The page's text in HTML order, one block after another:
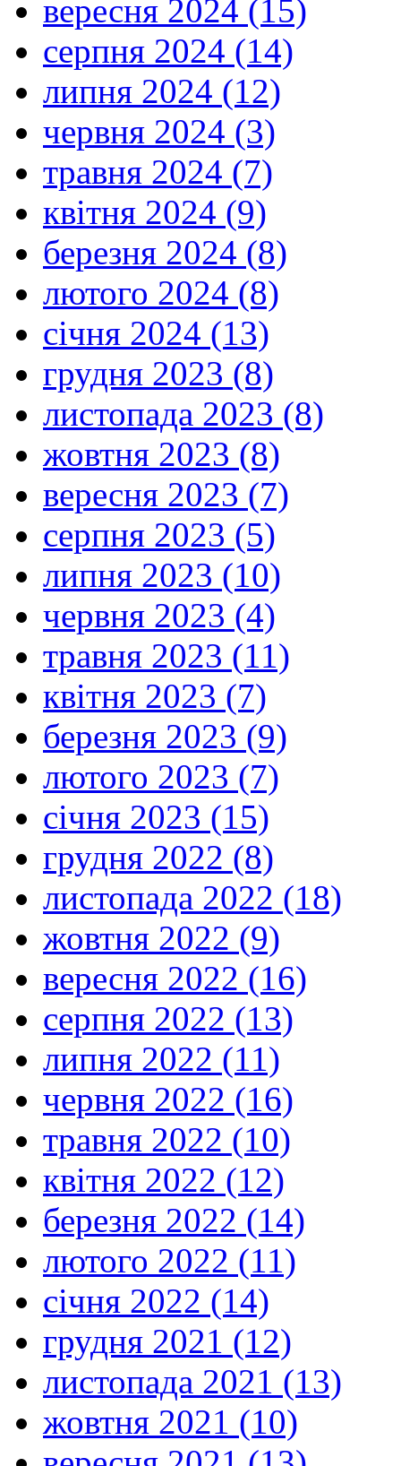
вересня 2024 (15)
серпня 2024 (14)
липня 2024 (12)
червня 2024 (3)
травня 2024 (7)
квітня 2024 (9)
березня 2024 (8)
лютого 2024 (8)
січня 2024 (13)
грудня 2023 (8)
листопада 2023 (8)
жовтня 2023 (8)
вересня 2023 (7)
серпня 2023 (5)
липня 2023 (10)
червня 2023 (4)
травня 2023 (11)
квітня 2023 (7)
березня 2023 (9)
лютого 2023 (7)
січня 2023 (15)
грудня 2022 (8)
листопада 2022 (18)
жовтня 2022 (9)
вересня 2022 (16)
серпня 2022 (13)
липня 2022 (11)
червня 2022 (16)
травня 2022 (10)
квітня 2022 (12)
березня 2022 (14)
лютого 2022 (11)
січня 2022 (14)
грудня 2021 (12)
листопада 2021 (13)
жовтня 2021 (10)